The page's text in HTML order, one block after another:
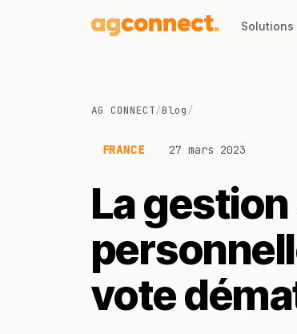
Solutions
AG CONNECT/Blog/
FRANCE 27 mars 2023
La
vote